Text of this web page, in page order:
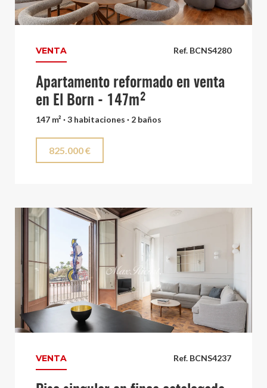
Ref. BCNS4280
VENTA
Apartamento reformado en venta
en El Born - 147m²
147 m² · 3 habitaciones · 2 baños
825.000 €
Ref. BCNS4237
VENTA